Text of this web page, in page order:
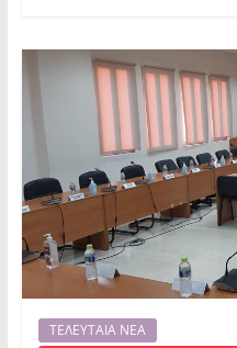
ΤΕΛΕΥΤΑΙΑ ΝΕΑ